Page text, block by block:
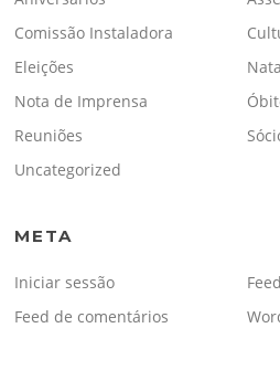
Comissão Instaladora
Eleições
Nota de Imprensa
Reuniões
Uncategorized
META
Iniciar sessão
Feed de comentários